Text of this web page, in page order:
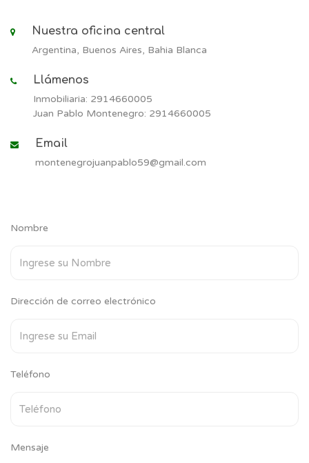
Nuestra oficina central
Argentina, Buenos Aires, Bahia Blanca
Llámenos
Inmobiliaria: 2914660005
Juan Pablo Montenegro: 2914660005
Email
montenegrojuanpablo59@gmail.com
Nombre
Dirección de correo electrónico
Teléfono
Mensaje